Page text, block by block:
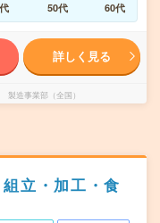
50代 60代
詳しく見る
造事業部（全国）
立・加工・食